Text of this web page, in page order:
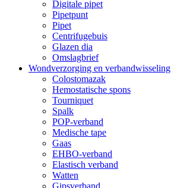
Digitale pipet
Pipetpunt
Pipet
Centrifugebuis
Glazen dia
Omslagbrief
Wondverzorging en verbandwisseling
Colostomazak
Hemostatische spons
Tourniquet
Spalk
POP-verband
Medische tape
Gaas
EHBO-verband
Elastisch verband
Watten
Gipsverband